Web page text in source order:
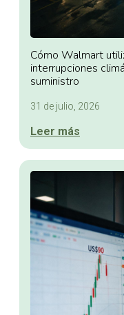
Cómo Walmart
interrupciones
suministro
31 de julio, 2026
Leer más